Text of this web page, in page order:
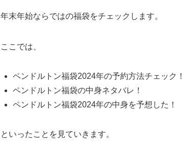
年末年始ならではの福袋をチェックします。
ここでは、
ペンドルトン福袋2024年の予約方法チェック！
ペンドルトン福袋の中身ネタバレ！
ペンドルトン福袋2024年の中身を予想した！
といったことを見ていきます。